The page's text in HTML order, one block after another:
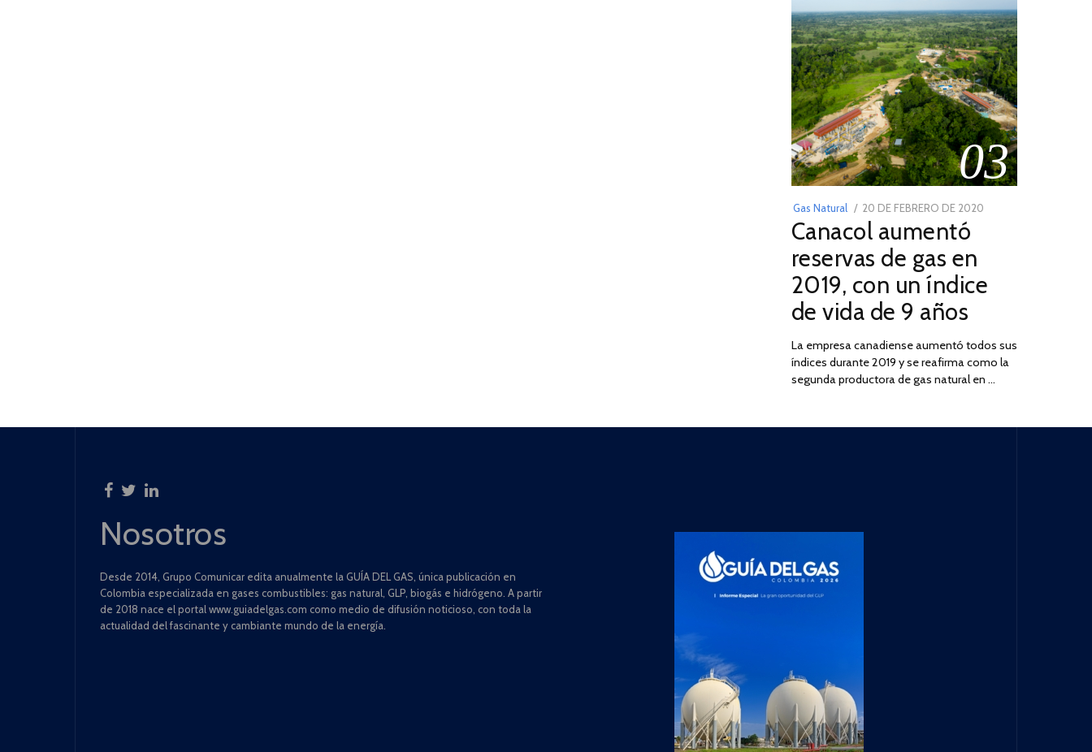
03
Gas Natural
POSTED
ON
20 DE FEBRERO DE 2020
2025
Canacol aumentó
reservas de gas en
2019, con un índice
de vida de 9 años
La empresa canadiense aumentó todos sus
índices durante 2019 y se reafirma como la
segunda productora de gas natural en …
Nosotros
Desde 2014, Grupo Comunicar edita anualmente la GUÍA DEL GAS, única publicación en
Colombia especializada en gases combustibles: gas natural, GLP, biogás e hidrógeno. A partir
de 2018 nace el portal www.guiadelgas.com como medio de difusión noticioso, con toda la
actualidad del fascinante y cambiante mundo de la energía.